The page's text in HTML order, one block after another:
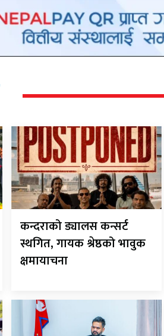
कन्दराको ड्यालस कन्सर्ट
स्थगित, गायक श्रेष्ठको भावुक
क्षमायाचना